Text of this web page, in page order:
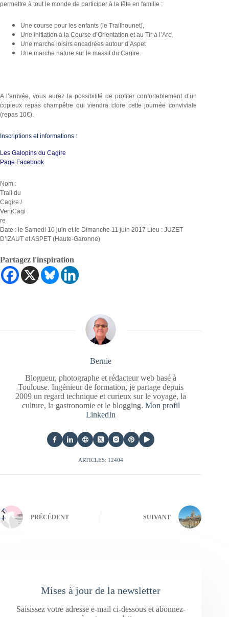
permettre à tout le monde de participer à la fête en famille :
Une course pour les enfants (le Trailhounet),
Une initiation à la Course d’Orientation et au Tir à l’Arc,
Une marche loisirs encadrées autour d’Aspet
Une marche nature sur le massif du Cagire.
A l’arrivée, vous aurez la possibilité de profiter confortablement d’un
copieux repas champêtre qui viendra clore cette journée conviviale
(repas 10€).
Inscriptions et informations :
Les Galopins du Cagire
Page Facebook
Nom :
Trail du
Cagire /
VertiCagi
re
Date : le Samedi 10 juin et le Dimanche 11 juin 2017 Lieu : JUZET
D’IZAUT et ASPET (Haute-Garonne)
Partagez l'inspiration
Bernie
Blogueur, photographe et rédacteur web basé à
Toulouse. Ingénieur de formation, je partage depuis
2009 un regard technique et curieux sur le voyage, la
culture, la gastronomie et le blogging. Mon profil
LinkedIn
ARTICLES: 12404
PRÉCÉDENT SUIVANT
Mises à jour de la newsletter
Saisissez votre adresse e-mail ci-dessous et abonnez-